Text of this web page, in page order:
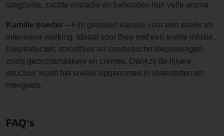
langzame, zachte extractie en behouden hun volle aroma.
Kamille poeder – Fijn gemalen kamille voor een snelle en
intensieve werking. Ideaal voor thee met een snelle infusie,
bakproducten, smoothies en cosmetische toepassingen
zoals gezichtsmaskers en crèmes. Dankzij de fijnere
structuur wordt het sneller opgenomen in vloeistoffen en
mengsels.
FAQ's